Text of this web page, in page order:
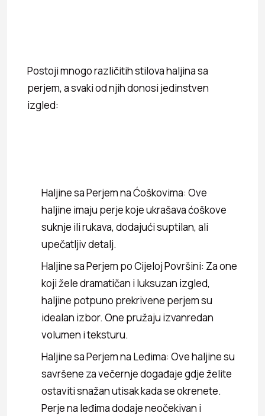
Postoji mnogo različitih stilova haljina sa
perjem, a svaki od njih donosi jedinstven
izgled:
Haljine sa Perjem na Ćoškovima: Ove
haljine imaju perje koje ukrašava ćoškove
suknje ili rukava, dodajući suptilan, ali
upečatljiv detalj.
Haljine sa Perjem po Cijeloj Površini: Za one
koji žele dramatičan i luksuzan izgled,
haljine potpuno prekrivene perjem su
idealan izbor. One pružaju izvanredan
volumen i teksturu.
Haljine sa Perjem na Leđima: Ove haljine su
savršene za večernje događaje gdje želite
ostaviti snažan utisak kada se okrenete.
Perje na leđima dodaje neočekivan i